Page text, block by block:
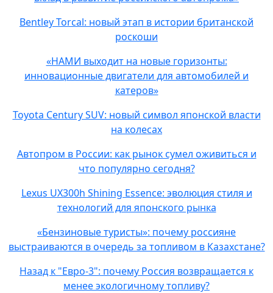
Bentley Torcal: новый этап в истории британской
роскоши
«НАМИ выходит на новые горизонты:
инновационные двигатели для автомобилей и
катеров»
Toyota Century SUV: новый символ японской власти
на колесах
Автопром в России: как рынок сумел оживиться и
что популярно сегодня?
Lexus UX300h Shining Essence: эволюция стиля и
технологий для японского рынка
«Бензиновые туристы»: почему россияне
выстраиваются в очередь за топливом в Казахстане?
Назад к "Евро-3": почему Россия возвращается к
менее экологичному топливу?